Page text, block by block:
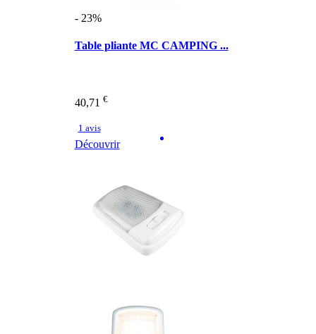
- 23%
Table pliante MC CAMPING ...
40,71 €
1 avis
Découvrir